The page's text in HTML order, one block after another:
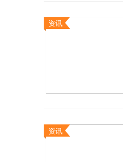
资讯
资讯